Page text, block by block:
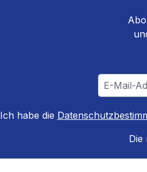
Ich habe die
Die